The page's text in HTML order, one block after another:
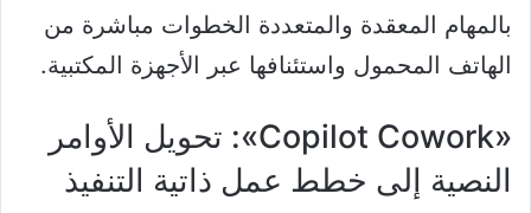
بالمهام المعقدة والمتعددة الخطوات مباشرة من
الهاتف المحمول واستئنافها عبر الأجهزة المكتبية.
«Copilot Cowork»: تحويل الأوامر
النصية إلى خطط عمل ذاتية التنفيذ